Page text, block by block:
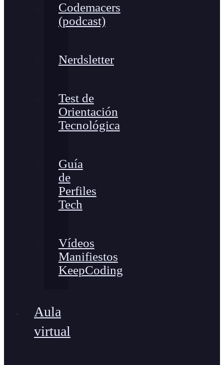
Codemacers
(podcast)
Nerdsletter
Test de
Orientación
Tecnológica
Guía
de
Perfiles
Tech
Vídeos
Manifiestos
KeepCoding
Aula
virtual